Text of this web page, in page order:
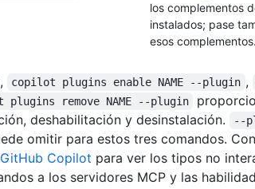
los complementos
instalados; pase
esos complementos.
copilot plugins enable NAME --plugin ,
plugins remove NAME --plugin
deshabilitación y desinstalación.
--
omitir para estos tres comandos.
Copilot para ver los tipos no
a los servidores MCP y las